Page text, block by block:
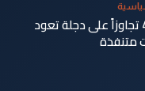
الموارد المائية: 454 تجاوزاً على دجلة تعود
متنفذة